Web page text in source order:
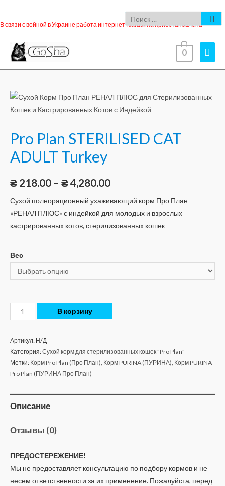
В связи с войной в Украине работа интернет-магазина приостановлена
0
Pro Plan STERILISED CAT
ADULT Turkey
₴ 218.00 – ₴4,280.00
Сухой полнорационный ухаживающий корм Про План
«РЕНАЛ ПЛЮС» с индейкой для молодых и взрослых
кастрированных котов, стерилизованных кошек
Вес
В корзину
Артикул: Н/Д
Категория:Сухой корм для стерилизованных кошек "Pro Plan"
Метки: Корм Pro Plan (Про План), Корм PURINA (ПУРИНА), Корм PURINA
Pro Plan (ПУРИНА Про План)
Описание
Отзывы (0)
ПРЕДОСТЕРЕЖЕНИЕ!
Мы не предоставляет консультацию по подбору кормов и не
несем ответственности за их применение. Пожалуйста, перед